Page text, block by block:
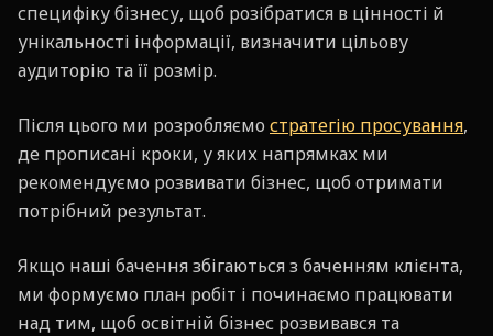
специфіку бізнесу, щоб розібратися в цінності й
унікальності інформації, визначити цільову
аудиторію та її розмір.
Після цього ми розробляємо стратегію просування,
де прописані кроки, у яких напрямках ми
рекомендуємо розвивати бізнес, щоб отримати
потрібний результат.
Якщо наші бачення збігаються з баченням клієнта,
ми формуємо план робіт і починаємо працювати
над тим, щоб освітній бізнес розвивався та